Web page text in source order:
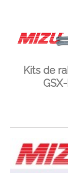
Kits de